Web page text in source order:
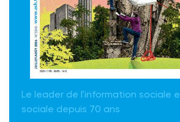
Le leader de l'information sociale
sociale depuis 70 ans